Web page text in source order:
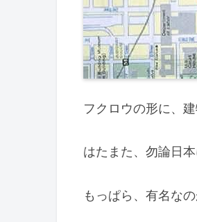
フクロウの形に、
はたまた、勿論日
もっぱら、有名な